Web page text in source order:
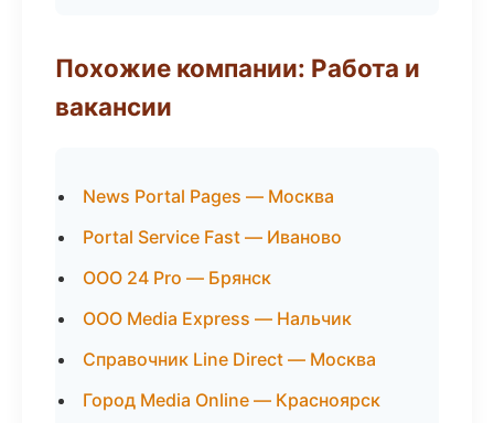
Похожие компании: Работа и
вакансии
News Portal Pages — Москва
Portal Service Fast — Иваново
ООО 24 Pro — Брянск
ООО Media Express — Нальчик
Справочник Line Direct — Москва
Город Media Online — Красноярск